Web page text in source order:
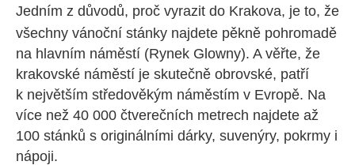
Jedním z důvodů, proč vyrazit do Krakova, je to, že
všechny vánoční stánky najdete pěkně pohromadě
na hlavním náměstí (Rynek Glowny). A věřte, že
krakovské náměstí je skutečně obrovské, patří
k největším středověkým náměstím v Evropě. Na
více než 40 000 čtverečních metrech najdete až
100 stánků s originálními dárky, suvenýry, pokrmy i
nápoji.